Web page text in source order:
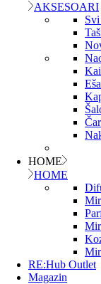
AKSESOARI
Svi
HOME
HOME
RE:Hub Outlet
Magazin